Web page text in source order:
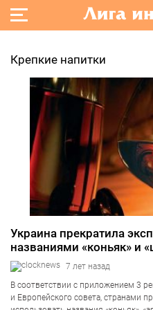
Крепкие напитки
Украина прекратила
названиями «коньяк» и
7 лет назад
В соответствии с приложением 3
и Европейского совета, странами